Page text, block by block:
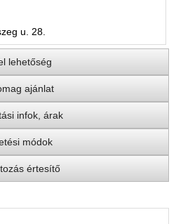
u. 28.
lehetőség
ajánlat
infok, árak
módok
értesítő